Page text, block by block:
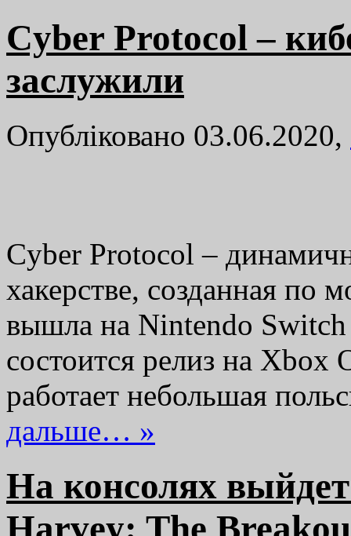
Cyber ​​Protocol –
заслужили
Опубліковано 03.06.2020,
Cyber ​​Protocol –
хакерстве, созданная по
вышла на Nintendo
состоится релиз на Xbox
работает небольшая
дальше… »
На консолях